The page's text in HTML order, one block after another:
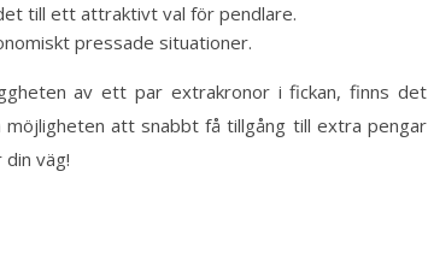
till ett attraktivt val för pendlare.
pressade situationer.
av ett par extrakronor i fickan, finns det
att snabbt få tillgång till extra pengar
väg!